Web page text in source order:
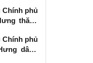
Lạng Sơn
phủ
thăm,
Sơn phủ
dâng